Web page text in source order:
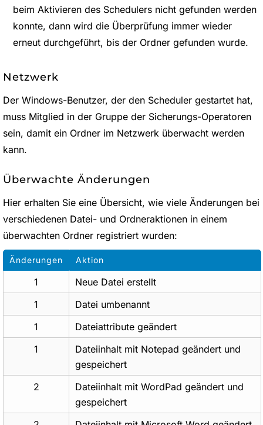
beim Aktivieren des Schedulers nicht gefunden werden
konnte, dann wird die Überprüfung immer wieder
erneut durchgeführt, bis der Ordner gefunden wurde.
Netzwerk
Der Windows-Benutzer, der den Scheduler gestartet hat,
muss Mitglied in der Gruppe der Sicherungs-Operatoren
sein, damit ein Ordner im Netzwerk überwacht werden
kann.
Überwachte Änderungen
Hier erhalten Sie eine Übersicht, wie viele Änderungen bei
verschiedenen Datei- und Ordneraktionen in einem
überwachten Ordner registriert wurden:
Änderungen Aktion
1
Neue Datei erstellt
1
Datei umbenannt
1
Dateiattribute geändert
1
Dateiinhalt mit Notepad geändert und
gespeichert
2
Dateiinhalt mit WordPad geändert und
gespeichert